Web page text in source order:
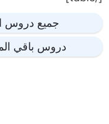
جميع دروس
دروس باقي